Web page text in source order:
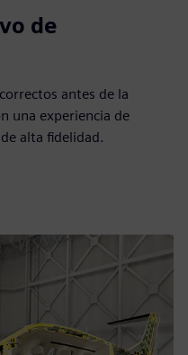
de
antes de la
una experiencia de
alta fidelidad.